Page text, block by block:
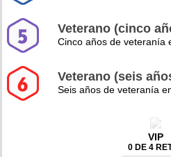
Veterano (cinco
Cinco años de veteranía
Veterano (seis
Seis años de veteranía
VIP
0 DE 4